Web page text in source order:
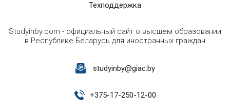
Техподдержка
Studyinby.com - официальный сайт о высшем образовании
в Республике Беларусь для иностранных граждан
studyinby@giac.by
+375-17-250-12-00